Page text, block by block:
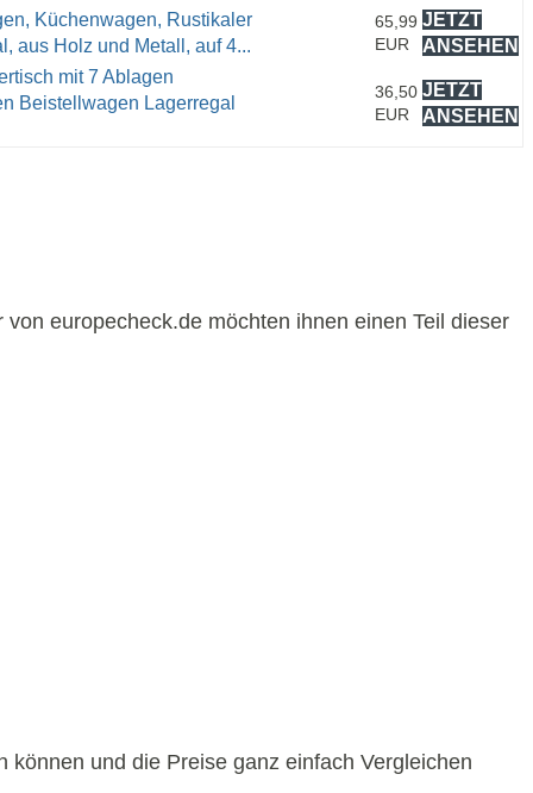
Küchenwagen, Rustikaler
aus Holz und Metall, auf 4...
65,99
EUR
JETZT
ANSEHEN
mit 7 Ablagen
Beistellwagen Lagerregal
36,50
EUR
JETZT
ANSEHEN
europecheck.de möchten ihnen einen Teil dieser
und die Preise ganz einfach Vergleichen